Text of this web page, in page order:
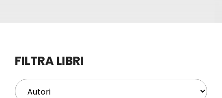
Profilo
FILTRA LIBRI